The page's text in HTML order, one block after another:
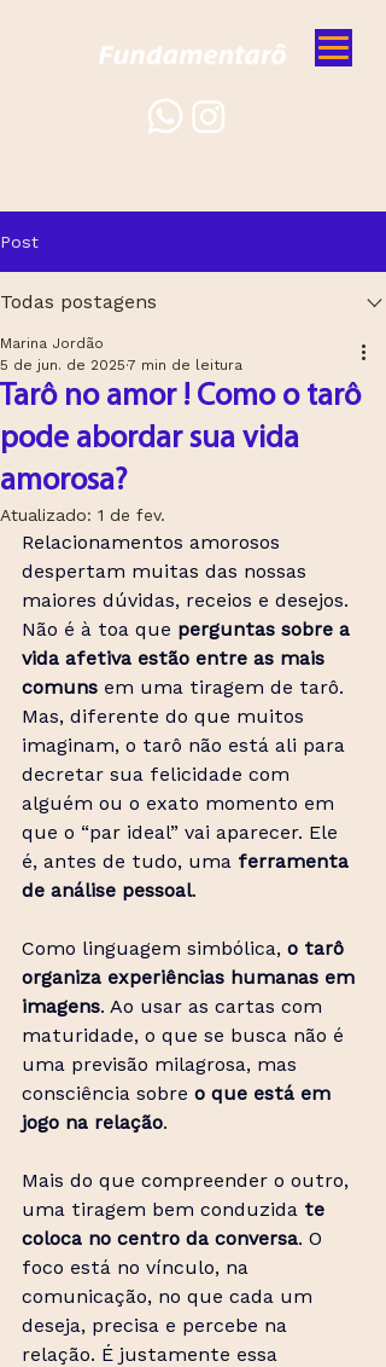
Post
Todas postagens
Tarô no amor ! Como o tarô
pode abordar sua vida
amorosa?
Marina Jordão
5 de jun. de 2025 7 min de leitura
Atualizado: 1 de fev.
Relacionamentos amorosos
despertam muitas das nossas
maiores dúvidas, receios e desejos.
Não é à toa que perguntas sobre a
vida afetiva estão entre as mais
comuns em uma tiragem de tarô.
Mas, diferente do que muitos
imaginam, o tarô não está ali para
decretar sua felicidade com
alguém ou o exato momento em
que o “par ideal” vai aparecer. Ele
é, antes de tudo, uma ferramenta
de análise pessoal.
Como linguagem simbólica, o tarô
organiza experiências humanas em
imagens. Ao usar as cartas com
maturidade, o que se busca não é
uma previsão milagrosa, mas
consciência sobre o que está em
jogo na relação.
Mais do que compreender o outro,
uma tiragem bem conduzida te
coloca no centro da conversa. O
foco está no vínculo, na
comunicação, no que cada um
deseja, precisa e percebe na
relação. É justamente essa